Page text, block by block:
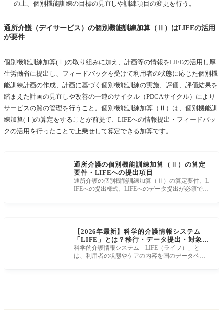
の上、個別機能訓練の目標の見直しや訓練項目の変更を行う。
通所介護（デイサービス）の個別機能訓練加算（Ⅱ）はLIFEの活用
が要件
個別機能訓練加算(Ⅰ)の取り組みに加え、計画等の情報をLIFEの活用し厚
生労働省に提出し、フィードバックを受けて利用者の状態に応じた個別機
能訓練計画の作成、計画に基づく個別機能訓練の実施、評価、評価結果を
踏まえた計画の見直しや改善の一連のサイクル（PDCAサイクル）により
サービスの質の管理を行うこと。個別機能訓練加算（Ⅱ）は、個別機能訓
練加算(Ⅰ)の算定をすることが前提で、LIFEへの情報提出・フィードバッ
クの活用を行ったことで上乗せして算定できる加算です。
通所介護の個別機能訓練加算（Ⅱ）の算定
要件・LIFEへの提出項目
通所介護の個別機能訓練加算（Ⅱ）の算定要件、L
IFEへの提出様式、LIFEへのデータ提出が必須であ
【2026年最新】科学的介護情報システム
「LIFE」とは？移行・データ提出・対象加
算まで総まとめ
科学的介護情報システム「LIFE（ライフ）」と
は、利用者の状態やケアの内容を国のデータベー